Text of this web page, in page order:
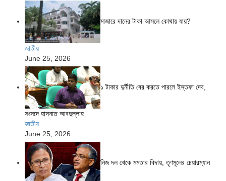
মাজারে দানের টাকা আসলে কোথায় যায়?
জাতীয়
June 25, 2026
১ টাকার দুর্নীতি বের করতে পারলে ইস্তফা দেব,
সংসদে হাসনাত আবদুল্লাহ
জাতীয়
June 25, 2026
নিজ দল থেকে মমতার বিদায়, তৃণমূলের চেয়ারম্যান